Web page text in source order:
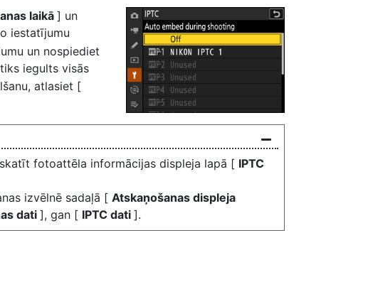
laikā ] un
iestatījumu
un nospiediet
iegults visās
atlasiet [
fotoattēla informācijas displeja lapā [ IPTC
izvēlnē sadaļā [ Atskaņošanas displeja
dati ], gan [ IPTC dati ].